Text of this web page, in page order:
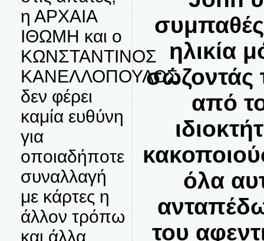
η ΑΡΧΑΙΑ
ΙΘΩΜΗ και ο
ΚΩΝΣΤΑΝΤΙΝΟΣ
ΚΑΝΕΛΛΟΠΟΥΛΟΣ
δεν φέρει
καμία ευθύνη
για
οποιαδήποτε
συναλλαγή
με κάρτες η
άλλον τρόπω
και άλλα
ηλικία
σώζοντάς
από
όλα
του